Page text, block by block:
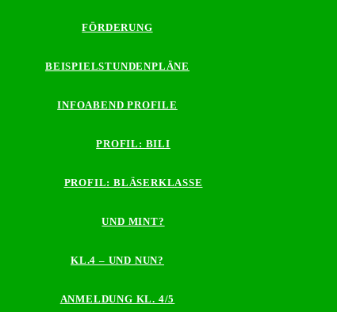
FÖRDERUNG
BEISPIELSTUNDENPLÄNE
INFOABEND PROFILE
PROFIL: BILI
PROFIL: BLÄSERKLASSE
UND MINT?
KL.4 – UND NUN?
ANMELDUNG KL. 4/5